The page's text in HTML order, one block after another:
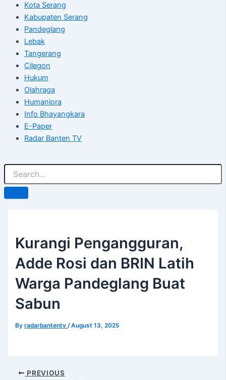
Kota Serang
Kabupaten Serang
Pandeglang
Lebak
Tangerang
Cilegon
Hukum
Olahraga
Humaniora
Info Bhayangkara
E-Paper
Radar Banten TV
Kurangi Pengangguran,
Adde Rosi dan BRIN Latih
Warga Pandeglang Buat
Sabun
Byradarbantentv/August 13, 2025
PREVIOUS